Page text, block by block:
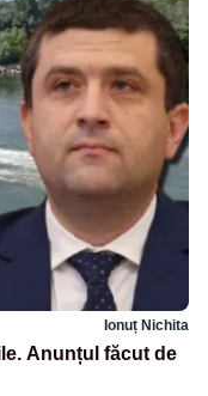
Ionuț Nichita
Anunțul făcut de